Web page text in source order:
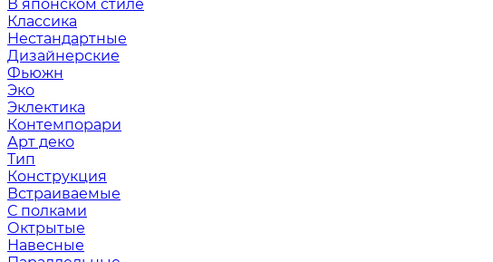
В японском стиле
Классика
Нестандартные
Дизайнерские
Фьюжн
Эко
Эклектика
Контемпорари
Арт деко
Тип
Конструкция
Встраиваемые
С полками
Октрытые
Навесные